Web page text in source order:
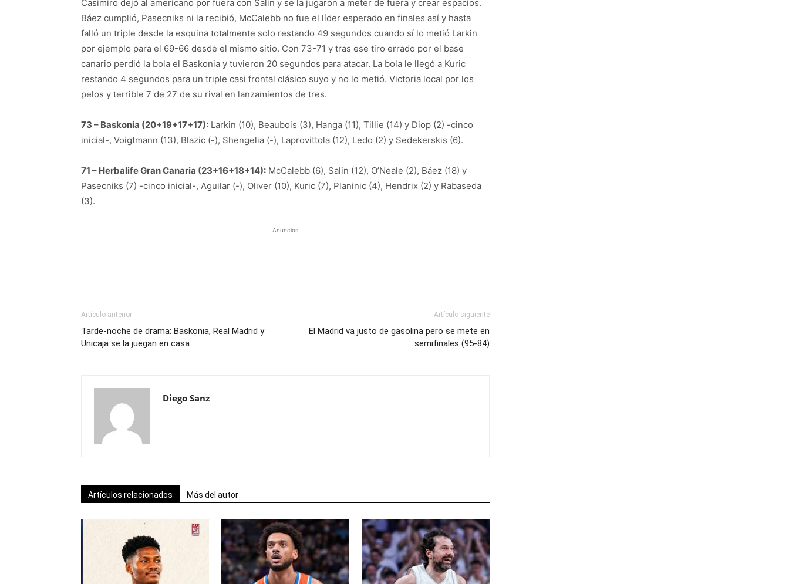
Casimiro dejó al americano por fuera con Salin y se la jugaron a meter de fuera y crear espacios.
Báez cumplió, Pasecniks ni la recibió, McCalebb no fue el líder esperado en finales así y hasta
falló un triple desde la esquina totalmente solo restando 49 segundos cuando sí lo metió Larkin
por ejemplo para el 69-66 desde el mismo sitio. Con 73-71 y tras ese tiro errado por el base
canario perdió la bola el Baskonia y tuvieron 20 segundos para atacar. La bola le llegó a Kuric
restando 4 segundos para un triple casi frontal clásico suyo y no lo metió. Victoria local por los
pelos y terrible 7 de 27 de su rival en lanzamientos de tres.
73 – Baskonia (20+19+17+17): Larkin (10), Beaubois (3), Hanga (11), Tillie (14) y Diop (2) -cinco
inicial-, Voigtmann (13), Blazic (-), Shengelia (-), Laprovittola (12), Ledo (2) y Sedekerskis (6).
71 – Herbalife Gran Canaria (23+16+18+14): McCalebb (6), Salin (12), O’Neale (2), Báez (18) y
Pasecniks (7) -cinco inicial-, Aguilar (-), Oliver (10), Kuric (7), Planinic (4), Hendrix (2) y Rabaseda
(3).
Anuncios
Artículo anterior
Tarde-noche de drama: Baskonia, Real Madrid y
Unicaja se la juegan en casa
Artículo siguiente
El Madrid va justo de gasolina pero se mete en
semifinales (95-84)
Diego Sanz
Artículos relacionados Más del autor